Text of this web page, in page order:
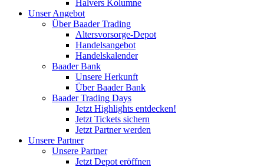
Halvers Kolumne
Unser Angebot
Über Baader Trading
Altersvorsorge-Depot
Handelsangebot
Handelskalender
Baader Bank
Unsere Herkunft
Über Baader Bank
Baader Trading Days
Jetzt Highlights entdecken!
Jetzt Tickets sichern
Jetzt Partner werden
Unsere Partner
Unsere Partner
Jetzt Depot eröffnen